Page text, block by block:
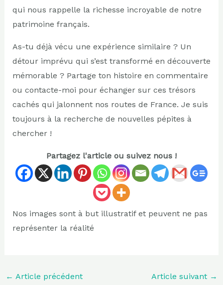
qui nous rappelle la richesse incroyable de notre
patrimoine français.
As-tu déjà vécu une expérience similaire ? Un
détour imprévu qui s’est transformé en découverte
mémorable ? Partage ton histoire en commentaire
ou contacte-moi pour échanger sur ces trésors
cachés qui jalonnent nos routes de France. Je suis
toujours à la recherche de nouvelles pépites à
chercher !
Partagez l'article ou suivez nous !
Nos images sont à but illustratif et peuvent ne pas
représenter la réalité
← Article précédent Article suivant →